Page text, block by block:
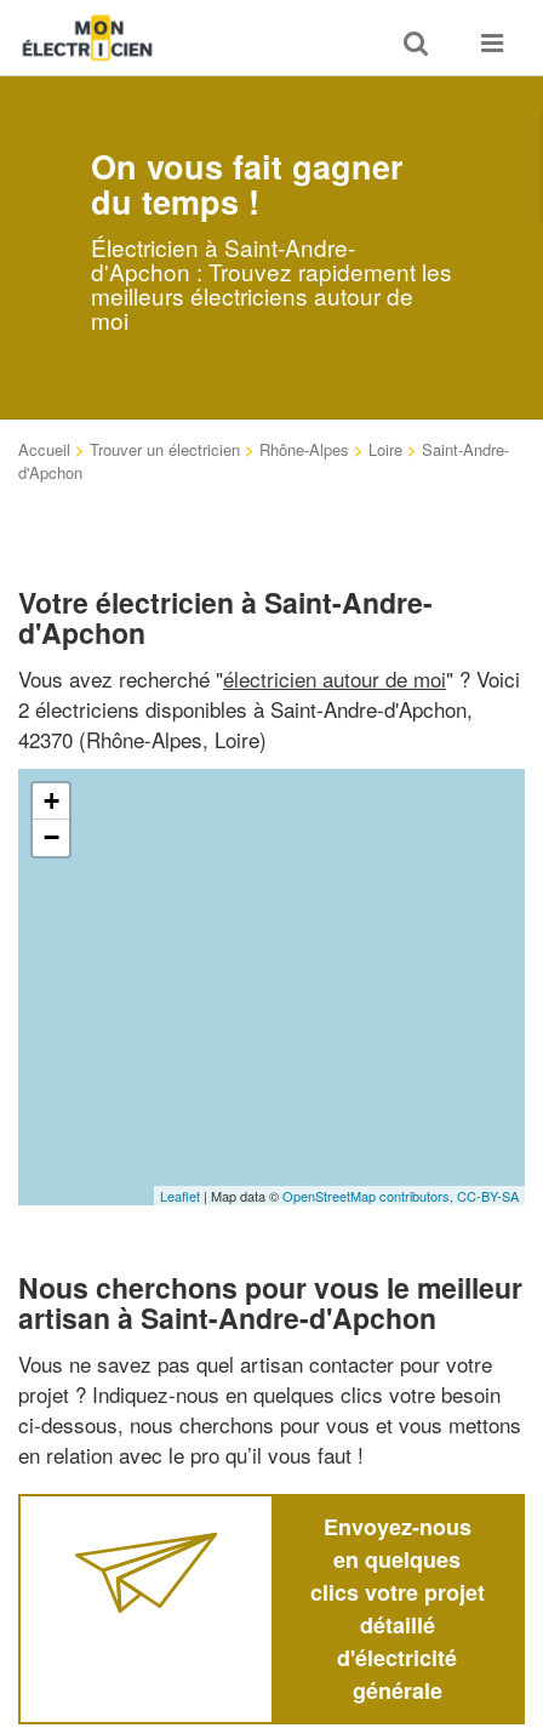
Toggle
search
Toggle
On vous fait gagner
du temps !
Électricien à Saint-Andre-
d'Apchon : Trouvez rapidement les
meilleurs électriciens autour de
moi
Accueil > Trouver un électricien > Rhône-Alpes > Loire > Saint-Andre-
d'Apchon
Votre électricien à Saint-Andre-
d'Apchon
Vous avez recherché "électricien autour de moi" ? Voici
2 électriciens disponibles à Saint-Andre-d'Apchon,
42370 (Rhône-Alpes, Loire)
+
−
Leaflet | Map data ©OpenStreetMap contributors, CC-BY-SA
Nous cherchons pour vous le meilleur
artisan à Saint-Andre-d'Apchon
Vous ne savez pas quel artisan contacter pour votre
projet ? Indiquez-nous en quelques clics votre besoin
ci-dessous, nous cherchons pour vous et vous mettons
en relation avec le pro qu’il vous faut !
Envoyez-nous
en quelques
clics votre projet
détaillé
d'électricité
générale